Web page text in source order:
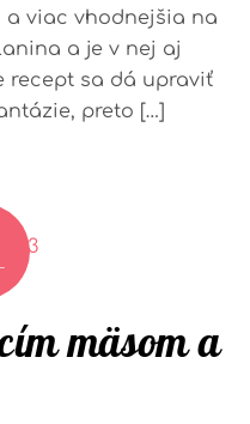
viac vhodnejšia na
a je v nej aj
recept sa dá upraviť
preto […]
mäsom a